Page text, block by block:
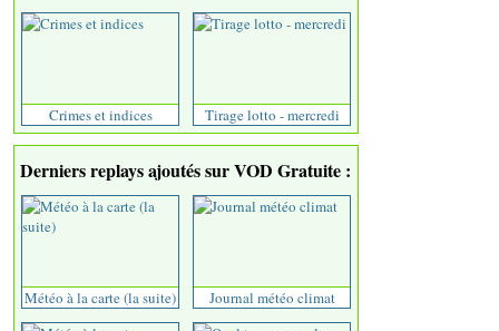
Crimes et indices Tirage lotto - mercredi
Derniers replays ajoutés sur VOD Gratuite :
Météo à la carte (la suite) Journal météo climat